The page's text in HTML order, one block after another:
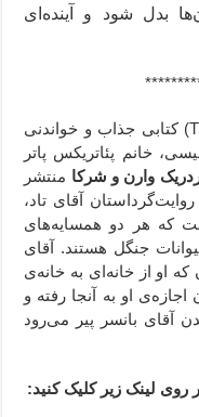
بدل شود و آینده‌ای
) کتابی جذاب و خواندنی
خانم پئاتریکس پاتر
وارن و شرکا منتشر
آقای تاد،
که هر دو همسایه‌های
جنگل هستند. آقای
او از خانه‌ای به خانه‌ی
او به آنجا رفته و
آقای بانسر پیر می‌رود
روی لینک زیر کلیک کنید: